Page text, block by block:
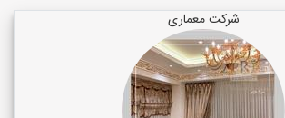
شرکت معماری